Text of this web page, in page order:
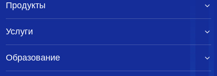
Продукты
Услуги
Образование